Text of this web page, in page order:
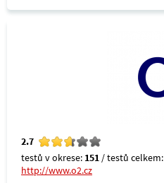
2.7
testů v okrese: 151 / testů celkem:
http://www.o2.cz